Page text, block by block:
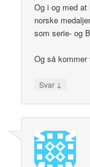
Og i og med
norske
som serie- og
Og så
Svar ↓